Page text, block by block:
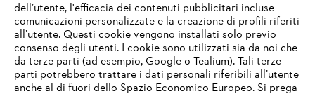
L’azienda
STIHL FAQ
dell’utente, l'efficacia dei contenuti pubblicitari incluse
comunicazioni personalizzate e la creazione di profili riferiti
all’utente. Questi cookie vengono installati solo previo
consenso degli utenti. I cookie sono utilizzati sia da noi che
da terze parti (ad esempio, Google o Tealium). Tali terze
parti potrebbero trattare i dati personali riferibili all’utente
anche al di fuori dello Spazio Economico Europeo. Si prega